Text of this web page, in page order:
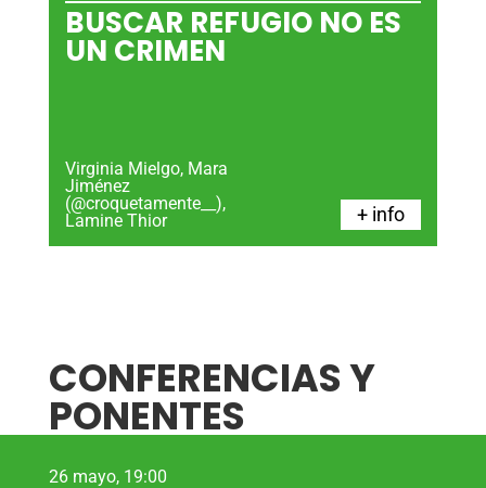
BUSCAR REFUGIO NO ES
UN CRIMEN
Virginia Mielgo, Mara
Jiménez
(@croquetamente__),
Lamine Thior
+ info
CONFERENCIAS Y
PONENTES
26 mayo, 19:00